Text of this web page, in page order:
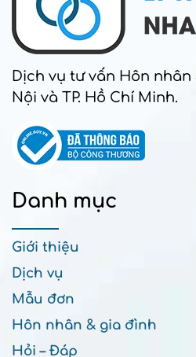
Dịch vụ tư vấn Hôn
Nội và TP. Hồ Chí Minh.
Danh mục
Giới thiệu
Dịch vụ
Mẫu đơn
Hôn nhân & gia đình
Hỏi – Đáp